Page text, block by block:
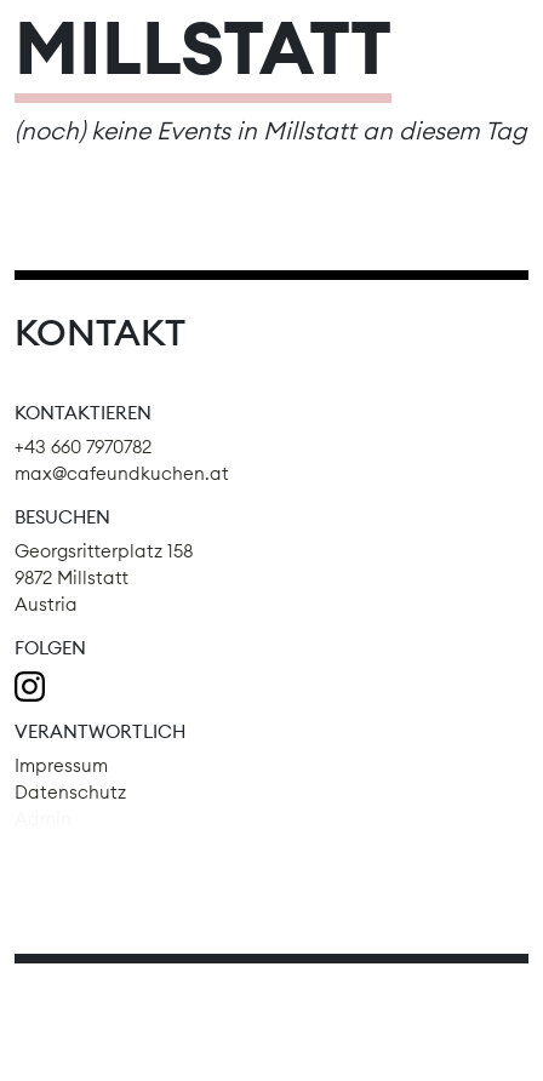
MILLSTATT
(noch) keine Events in Millstatt an diesem Tag
KONTAKT
KONTAKTIEREN
+43 660 7970782
max@cafeundkuchen.at
BESUCHEN
Georgsritterplatz 158
9872 Millstatt
Austria
FOLGEN
VERANTWORTLICH
Impressum
Datenschutz